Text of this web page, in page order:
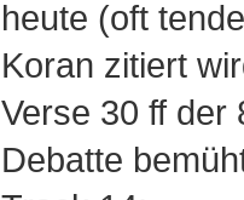
heute (oft
Koran zitiert
Verse 30 ff der
Debatte